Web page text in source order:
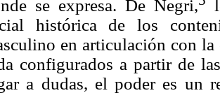
se expresa. De Negri,
histórica de los
en articulación con
configurados a partir de
a dudas, el poder es un